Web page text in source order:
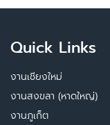
Quick Links
งานเชียงใหม่
งานสงขลา (หาดใหญ่)
งานภูเก็ต